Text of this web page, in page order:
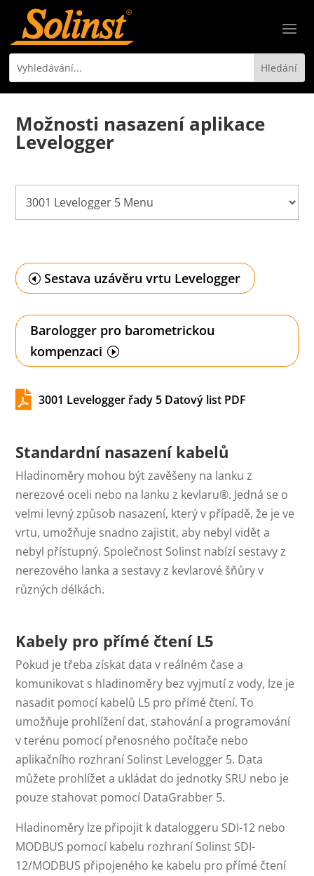
Možnosti nasazení aplikace
Levelogger
Sestava uzávěru vrtu Levelogger
Barologger pro barometrickou
kompenzaci
 3001 Levelogger řady 5 Datový list PDF
Standardní nasazení kabelů
Hladinoměry mohou být zavěšeny na lanku z
nerezové oceli nebo na lanku z kevlaru®. Jedná se o
velmi levný způsob nasazení, který v případě, že je ve
vrtu, umožňuje snadno zajistit, aby nebyl vidět a
nebyl přístupný. Společnost Solinst nabízí sestavy z
nerezového lanka a sestavy z kevlarové šňůry v
různých délkách.
Kabely pro přímé čtení L5
Pokud je třeba získat data v reálném čase a
komunikovat s hladinoměry bez vyjmutí z vody, lze je
nasadit pomocí kabelů L5 pro přímé čtení. To
umožňuje prohlížení dat, stahování a programování
v terénu pomocí přenosného počítače nebo
aplikačního rozhraní Solinst Levelogger 5. Data
můžete prohlížet a ukládat do jednotky SRU nebo je
pouze stahovat pomocí DataGrabber 5.
Hladinoměry lze připojit k dataloggeru SDI-12 nebo
MODBUS pomocí kabelu rozhraní Solinst SDI-
12/MODBUS připojeného ke kabelu pro přímé čtení